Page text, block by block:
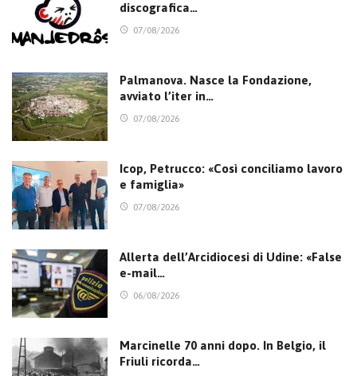
discografica…
07/08/2026
Palmanova. Nasce la Fondazione,
avviato l’iter in…
07/08/2026
Icop, Petrucco: «Così conciliamo lavoro
e famiglia»
07/08/2026
Allerta dell’Arcidiocesi di Udine: «False
e-mail…
06/08/2026
Marcinelle 70 anni dopo. In Belgio, il
Friuli ricorda…